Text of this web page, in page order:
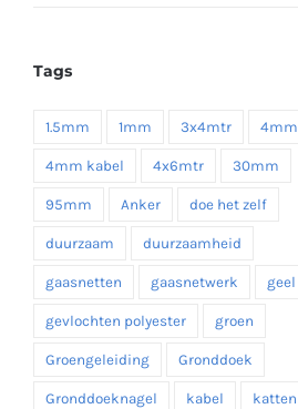
Tags
1.5mm 1mm 3x4mtr 4mm
4mm kabel 4x6mtr 30mm
95mm Anker doe het zelf
duurzaam duurzaamheid
gaasnetten gaasnetwerk geel
gevlochten polyester groen
Groengeleiding Gronddoek
Gronddoeknagel kabel katten